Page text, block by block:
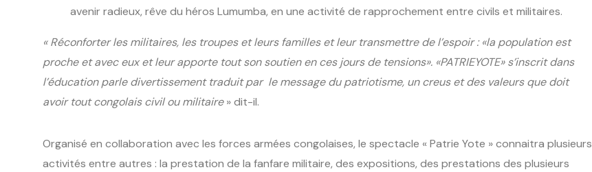
avenir radieux, rêve du héros Lumumba, en une activité de rapprochement entre civils et militaires.
« Réconforter les militaires, les troupes et leurs familles et leur transmettre de l’espoir : «la population est
proche et avec eux et leur apporte tout son soutien en ces jours de tensions». «PATRIEYOTE» s’inscrit dans
l’éducation parle divertissement traduit par le message du patriotisme, un creus et des valeurs que doit
avoir tout congolais civil ou militaire» dit-il.
Organisé en collaboration avec les forces armées congolaises, le spectacle « Patrie Yote » connaitra plusieurs
activités entre autres : la prestation de la fanfare militaire, des expositions, des prestations des plusieurs